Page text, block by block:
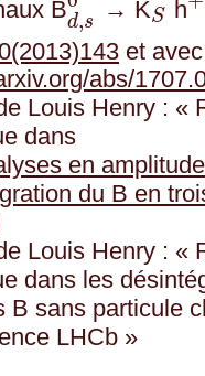
Bd,s
d, → KS
S h +
et
abs/
Louis Henry : «
dans
en
du B en
Louis Henry : «
dans les
B sans particule
LHCb »